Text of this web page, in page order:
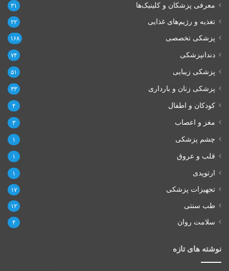
معرفی پزشکان و کلینیک‌ها ۳۱
تغذیه و رژیم‌های غذایی ۲۲
پزشکی تخصصی ۱۶۸
دندانپزشکی ۷۴
پزشکی زیبایی ۵۱
پزشکی زنان و بارداری ۳۳
کودکان و اطفال ۴
مغز و اعصاب ۳
چشم پزشکی ۱
قلب و عروق ۱
ارتوپدی ۱
تجهیزات پزشکی ۱۷
طب سنتی ۱۲
سلامت روان ۴
نوشته های تازه